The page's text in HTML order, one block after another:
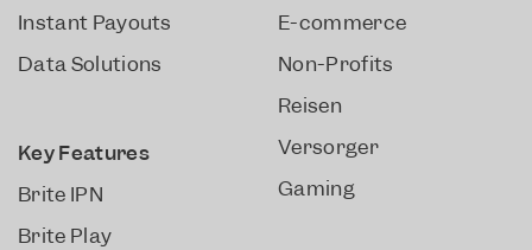
Instant Payouts
Data Solutions
Key Features
Brite IPN
Brite Play
E-commerce
Non-Profits
Reisen
Versorger
Gaming